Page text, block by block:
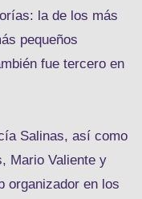
la de los más
pequeños
fue tercero en
Salinas, así como
Mario Valiente y
organizador en los